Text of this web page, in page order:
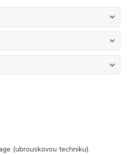
(ubrouskovou techniku).